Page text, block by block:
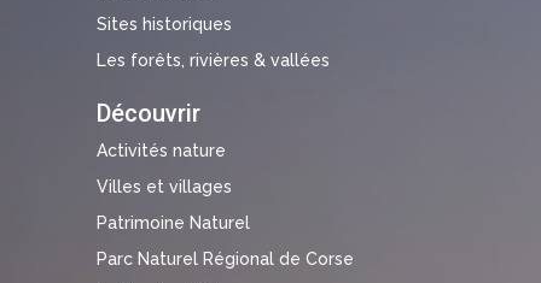
Sites historiques
Les forêts, rivières & vallées
Découvrir
Activités nature
Villes et villages
Patrimoine Naturel
Parc Naturel Régional de Corse